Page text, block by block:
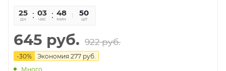
25
дн
03
час
48
мин
02
сек
50
шт
645 руб. 922руб.
-30% Экономия 277 руб.
Много